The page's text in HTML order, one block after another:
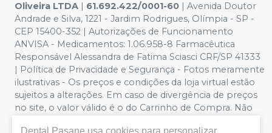
Oliveira LTDA | 61.692.422/0001-60 | Avenida Doutor
Andrade e Silva, 1221 - Jardim Rodrigues, Olímpia - SP -
CEP 15400-352 | Autorizações de Funcionamento
ANVISA - Medicamentos: 1.06.958-8 Farmacêutica
Responsável Alessandra de Fatima Sciasci CRF/SP 41333
| Política de Privacidade e Segurança - Fotos meramente
ilustrativas - Os preços e condições da loja virtual estão
sujeitos a alterações. Em caso de divergência de preços
no site, o valor válido é o do Carrinho de Compra. Não
Dental Pasane usa cookies para personalizar